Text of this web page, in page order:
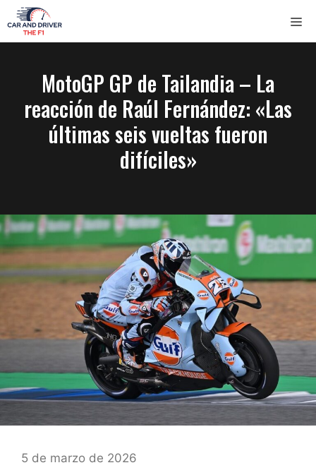
Saltar
al
contenido
MotoGP GP de Tailandia – La
reacción de Raúl Fernández: «Las
últimas seis vueltas fueron
difíciles»
5 de marzo de 2026